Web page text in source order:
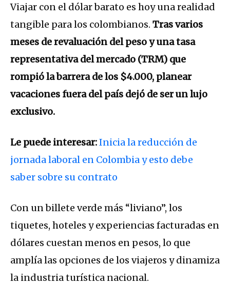
Viajar con el dólar barato es hoy una realidad
tangible para los colombianos. Tras varios
meses de revaluación del peso y una tasa
representativa del mercado (TRM) que
rompió la barrera de los $4.000, planear
vacaciones fuera del país dejó de ser un lujo
exclusivo.
Le puede interesar:Inicia la reducción de
jornada laboral en Colombia y esto debe
saber sobre su contrato
Con un billete verde más “liviano”, los
tiquetes, hoteles y experiencias facturadas en
dólares cuestan menos en pesos, lo que
amplía las opciones de los viajeros y dinamiza
la industria turística nacional.